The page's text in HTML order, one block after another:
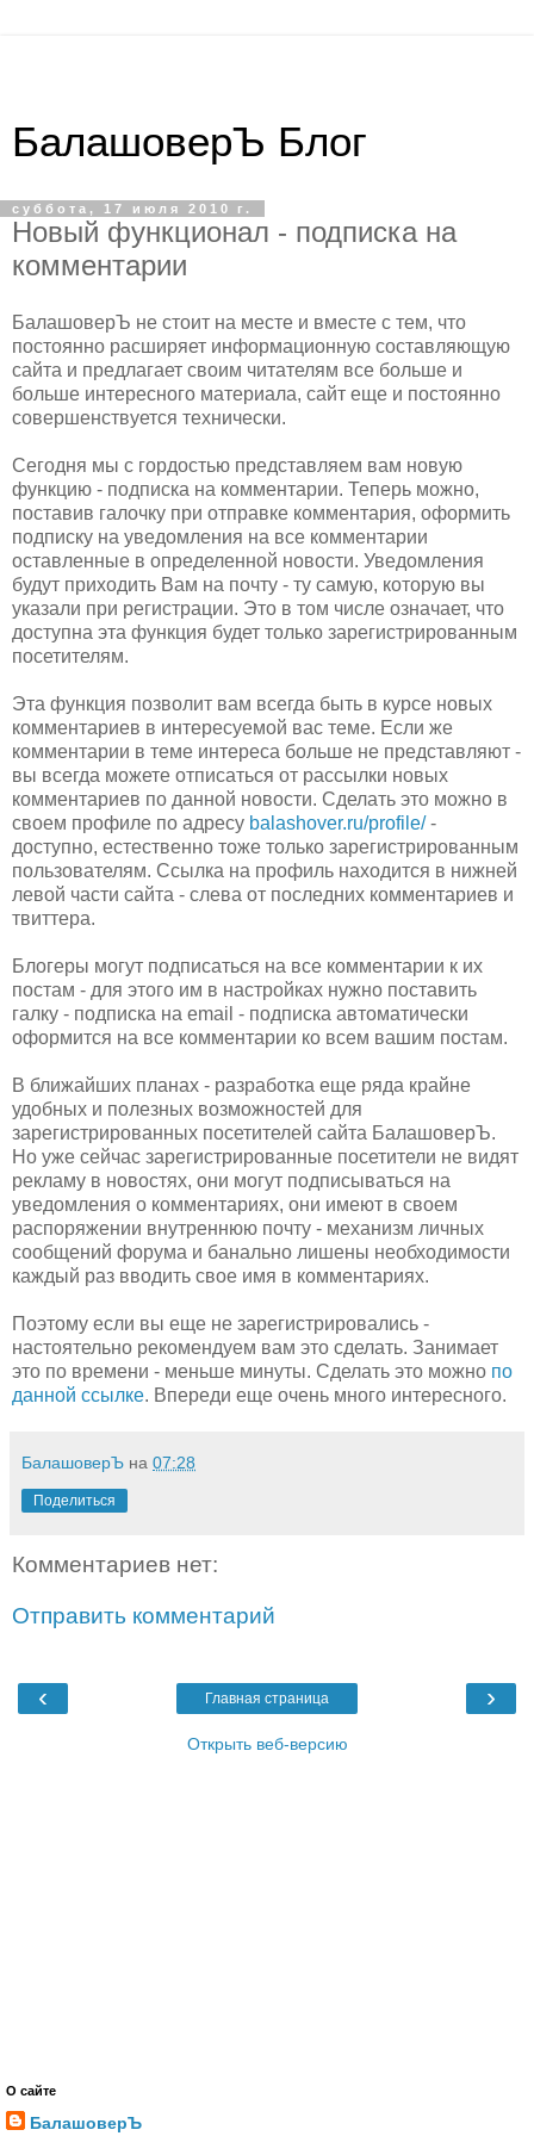
БалашоверЪ Блог
суббота, 17 июля 2010 г.
Новый функционал - подписка на
комментарии
БалашоверЪ не стоит на месте и вместе с тем, что
постоянно расширяет информационную составляющую
сайта и предлагает своим читателям все больше и
больше интересного материала, сайт еще и постоянно
совершенствуется технически.
Сегодня мы с гордостью представляем вам новую
функцию - подписка на комментарии. Теперь можно,
поставив галочку при отправке комментария, оформить
подписку на уведомления на все комментарии
оставленные в определенной новости. Уведомления
будут приходить Вам на почту - ту самую, которую вы
указали при регистрации. Это в том числе означает, что
доступна эта функция будет только зарегистрированным
посетителям.
Эта функция позволит вам всегда быть в курсе новых
комментариев в интересуемой вас теме. Если же
комментарии в теме интереса больше не представляют -
вы всегда можете отписаться от рассылки новых
комментариев по данной новости. Сделать это можно в
своем профиле по адресу balashover.ru/profile/-
доступно, естественно тоже только зарегистрированным
пользователям. Ссылка на профиль находится в нижней
левой части сайта - слева от последних комментариев и
твиттера.
Блогеры могут подписаться на все комментарии к их
постам - для этого им в настройках нужно поставить
галку - подписка на email - подписка автоматически
оформится на все комментарии ко всем вашим постам.
В ближайших планах - разработка еще ряда крайне
удобных и полезных возможностей для
зарегистрированных посетителей сайта БалашоверЪ.
Но уже сейчас зарегистрированные посетители не видят
рекламу в новостях, они могут подписываться на
уведомления о комментариях, они имеют в своем
распоряжении внутреннюю почту - механизм личных
сообщений форума и банально лишены необходимости
каждый раз вводить свое имя в комментариях.
Поэтому если вы еще не зарегистрировались -
настоятельно рекомендуем вам это сделать. Занимает
это по времени - меньше минуты. Сделать это можно по
данной ссылке. Впереди еще очень много интересного.
БалашоверЪ на 07:28
Поделиться
Комментариев нет:
Отправить комментарий
‹ ›
Главная страница
Открыть веб-версию
О сайте
БалашоверЪ